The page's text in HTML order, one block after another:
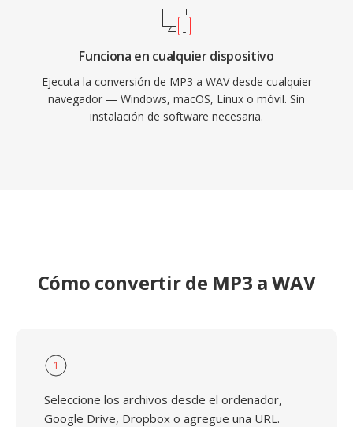
Funciona en cualquier dispositivo
Ejecuta la conversión de MP3 a WAV desde cualquier
navegador — Windows, macOS, Linux o móvil. Sin
instalación de software necesaria.
Cómo convertir de MP3 a WAV
1
Seleccione los archivos desde el ordenador,
Google Drive, Dropbox o agregue una URL.